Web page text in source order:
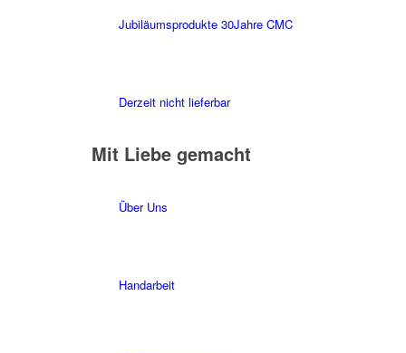
Jubiläumsprodukte 30Jahre CMC
Derzeit nicht lieferbar
Mit Liebe gemacht
Über Uns
Handarbeit